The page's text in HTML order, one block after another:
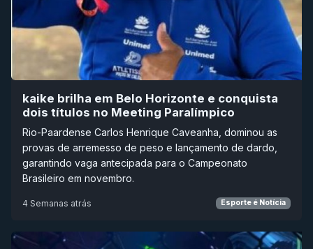
kaike brilha em Belo Horizonte e conquista
dois títulos no Meeting Paralímpico
Rio-Paardense Carlos Henrique Caveanha, dominou as
provas de arremesso de peso e lançamento de dardo,
garantindo vaga antecipada para o Campeonato
Brasileiro em novembro.
4 Semanas atrás Esporte é Notícia